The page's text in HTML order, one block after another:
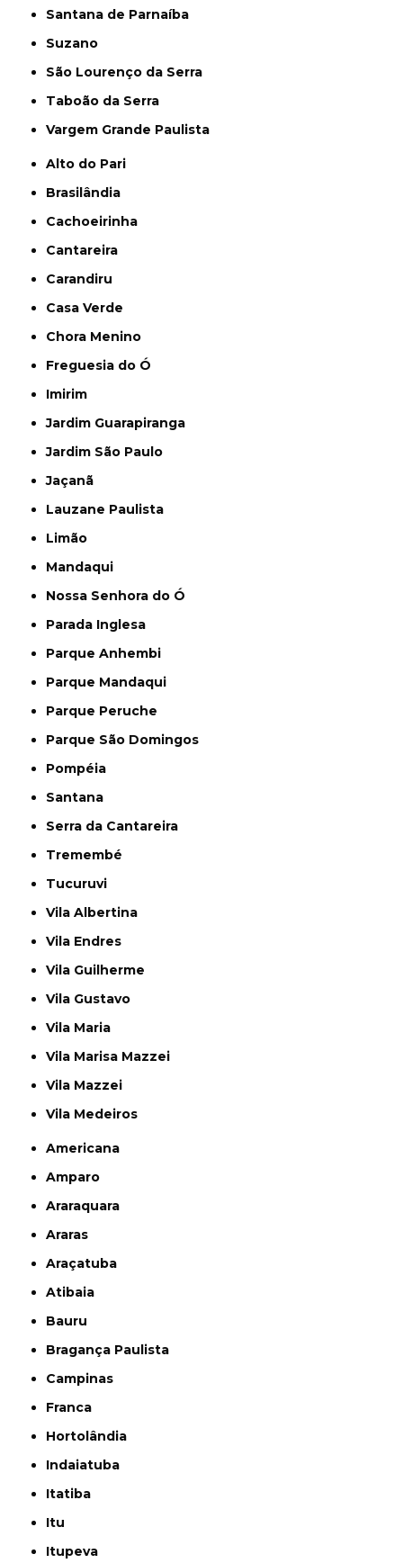
Santana de Parnaíba
Suzano
São Lourenço da Serra
Taboão da Serra
Vargem Grande Paulista
Alto do Pari
Brasilândia
Cachoeirinha
Cantareira
Carandiru
Casa Verde
Chora Menino
Freguesia do Ó
Imirim
Jardim Guarapiranga
Jardim São Paulo
Jaçanã
Lauzane Paulista
Limão
Mandaqui
Nossa Senhora do Ó
Parada Inglesa
Parque Anhembi
Parque Mandaqui
Parque Peruche
Parque São Domingos
Pompéia
Santana
Serra da Cantareira
Tremembé
Tucuruvi
Vila Albertina
Vila Endres
Vila Guilherme
Vila Gustavo
Vila Maria
Vila Marisa Mazzei
Vila Mazzei
Vila Medeiros
Americana
Amparo
Araraquara
Araras
Araçatuba
Atibaia
Bauru
Bragança Paulista
Campinas
Franca
Hortolândia
Indaiatuba
Itatiba
Itu
Itupeva